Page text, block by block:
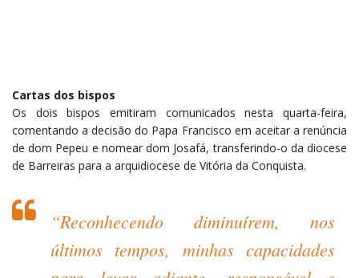
Cartas dos bispos
Os dois bispos emitiram comunicados nesta quarta-feira,
comentando a decisão do Papa Francisco em aceitar a renúncia
de dom Pepeu e nomear dom Josafá, transferindo-o da diocese
de Barreiras para a arquidiocese de Vitória da Conquista.
“Reconhecendo diminuírem, nos
últimos tempos, minhas capacidades